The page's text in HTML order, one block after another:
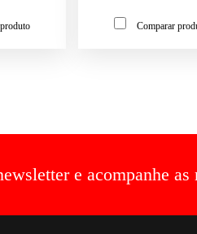
Comparar
e acompanhe as